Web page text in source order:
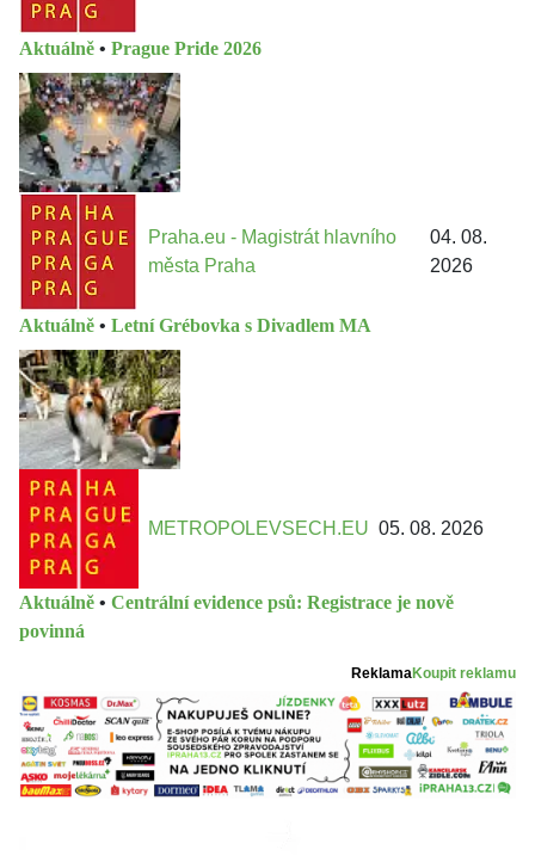
Aktuálně • Prague Pride 2026
Praha.eu - Magistrát hlavního
města Praha
04. 08.
2026
Aktuálně • Letní Grébovka s Divadlem MA
METROPOLEVSECH.EU 05. 08. 2026
Aktuálně • Centrální evidence psů: Registrace je nově
povinná
ReklamaKoupit reklamu